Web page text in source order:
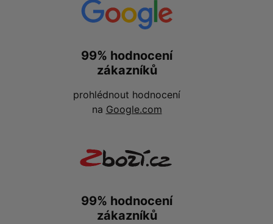
99% hodnocení
zákazníků
prohlédnout hodnocení
na Google.com
99% hodnocení
zákazníků